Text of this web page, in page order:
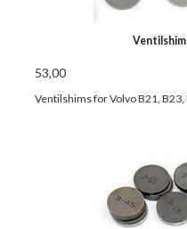
53,00
Ventilshims for Volvo B21,